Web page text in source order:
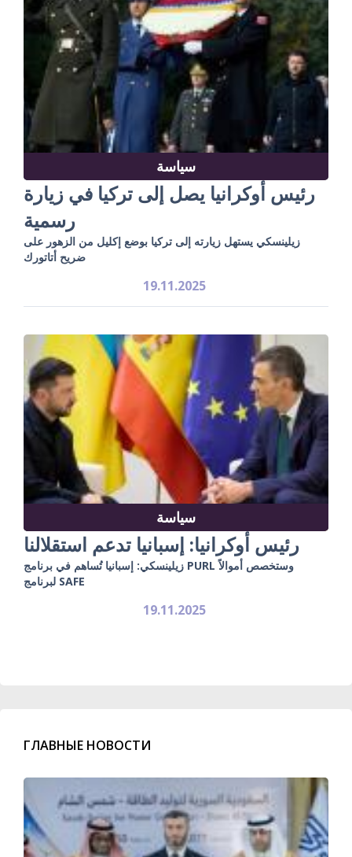
سياسة
رئيس أوكرانيا يصل إلى تركيا في زيارة
رسمية
زيلينسكي يستهل زيارته إلى تركيا بوضع إكليل من الزهور على
ضريح أتاتورك
19.11.2025
سياسة
رئيس أوكرانيا: إسبانيا تدعم استقلالنا
زيلينسكي: إسبانيا تُساهم في برنامج PURL وستخصص أموالاً
لبرنامج SAFE
19.11.2025
ГЛАВНЫЕ НОВОСТИ